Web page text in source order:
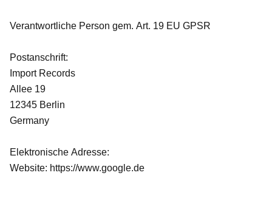
Verantwortliche Person gem. Art. 19 EU GPSR
Postanschrift:
Import Records
Allee 19
12345 Berlin
Germany
Elektronische Adresse:
Website: https://www.google.de